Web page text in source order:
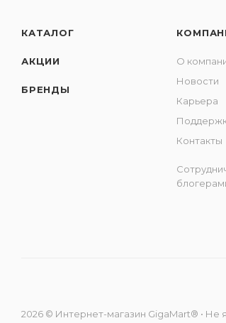
КАТАЛОГ
АКЦИИ
БРЕНДЫ
О
Новости
Карьера
Контакты
2026 © Интернет-магазин GigaMart® • Не